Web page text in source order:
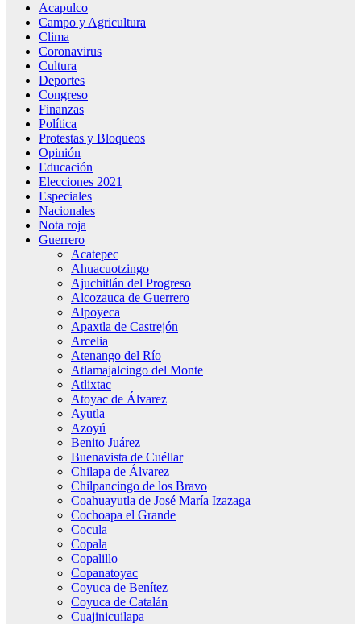
Acapulco
Campo y Agricultura
Clima
Coronavirus
Cultura
Deportes
Congreso
Finanzas
Política
Protestas y Bloqueos
Opinión
Educación
Elecciones 2021
Especiales
Nacionales
Nota roja
Guerrero
Acatepec
Ahuacuotzingo
Ajuchitlán del Progreso
Alcozauca de Guerrero
Alpoyeca
Apaxtla de Castrejón
Arcelia
Atenango del Río
Atlamajalcingo del Monte
Atlixtac
Atoyac de Álvarez
Ayutla
Azoyú
Benito Juárez
Buenavista de Cuéllar
Chilapa de Álvarez
Chilpancingo de los Bravo
Coahuayutla de José María Izazaga
Cochoapa el Grande
Cocula
Copala
Copalillo
Copanatoyac
Coyuca de Benítez
Coyuca de Catalán
Cuajinicuilapa